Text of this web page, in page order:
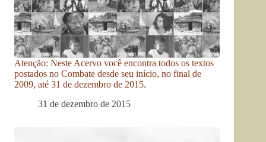
Atenção: Neste Acervo você encontra todos os textos
postados no Combate desde seu início, no final de
2009, até 31 de dezembro de 2015.
31 de dezembro de 2015